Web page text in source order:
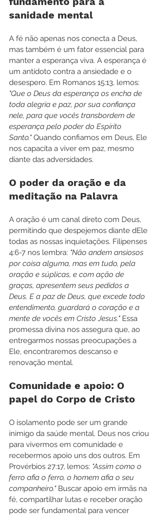
sanidade mental
A fé não apenas nos conecta a Deus,
mas também é um fator essencial para
manter a esperança viva. A esperança é
um antídoto contra a ansiedade e o
desespero. Em Romanos 15:13, lemos:
"Que o Deus da esperança os encha de
toda alegria e paz, por sua confiança
nele, para que vocês transbordem de
esperança pelo poder do Espírito
Santo." Quando confiamos em Deus, Ele
nos capacita a viver em paz, mesmo
diante das adversidades.
O poder da oração e da
meditação na Palavra
A oração é um canal direto com Deus,
permitindo que despejemos diante dEle
todas as nossas inquietações. Filipenses
4:6-7 nos lembra: "Não andem ansiosos
por coisa alguma, mas em tudo, pela
oração e súplicas, e com ação de
graças, apresentem seus pedidos a
Deus. E a paz de Deus, que excede todo
entendimento, guardará o coração e a
mente de vocês em Cristo Jesus." Essa
promessa divina nos assegura que, ao
entregarmos nossas preocupações a
Ele, encontraremos descanso e
renovação mental.
Comunidade e apoio: O
papel do Corpo de Cristo
O isolamento pode ser um grande
inimigo da saúde mental. Deus nos criou
para vivermos em comunidade e
recebermos apoio uns dos outros. Em
Provérbios 27:17, lemos: "Assim como o
ferro afia o ferro, o homem afia o seu
companheiro." Buscar apoio em irmãs na
fé, compartilhar lutas e receber oração
pode ser fundamental para vencer